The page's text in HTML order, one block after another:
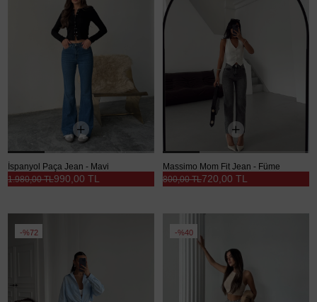
İspanyol Paça Jean - Mavi
990,00 TL
1.980,00 TL
Massimo Mom Fit Jean - Füme
720,00 TL
800,00 TL
%72 %40